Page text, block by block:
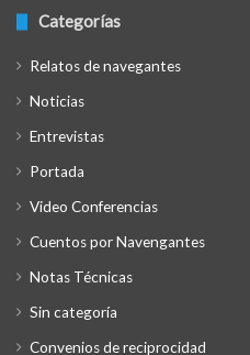
Categorías
Relatos de navegantes
Noticias
Entrevistas
Portada
Video Conferencias
Cuentos por Navengantes
Notas Técnicas
Sin categoría
Convenios de reciprocidad